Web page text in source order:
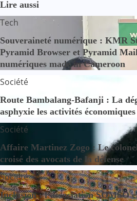
Lire aussi
Tech
Souveraineté numérique : KMR
Pyramid Browser et Pyramid
numériques made in Cameroon
Société
Route Bambalang-Bafanji : La
asphyxie les activités économiques
Société
Affaire Martinez Zogo : Le
croisé des avocats de la défense
Société
Inclusion : l’association SOMSO